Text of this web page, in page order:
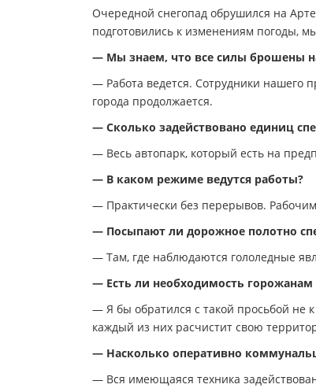
Очередной снегопад обрушился на
подготовились к изменениям погоды,
— Мы знаем, что все силы брошены на
— Работа ведется. Сотрудники нашего
города продолжается.
— Сколько задействовано единиц
— Весь автопарк, который есть на
— В каком режиме ведутся работы?
— Практически без перерывов.
— Посыпают ли дорожное полотно
— Там, где наблюдаются гололедные
— Есть ли необходимость
— Я бы обратился с такой просьбой не
каждый из них расчистит свою
— Насколько оперативно
— Вся имеющаяся техника